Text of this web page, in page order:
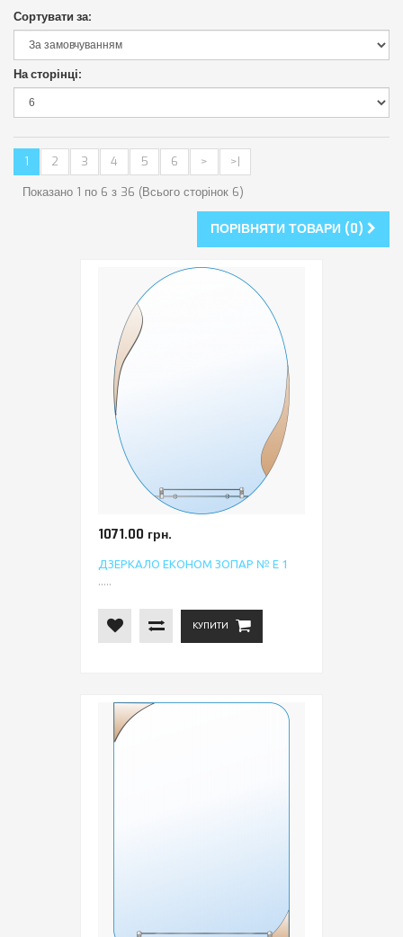
Сортувати за:
На сторінці:
1 2 3 4 5 6 >
>|
Показано 1 по 6 з 36 (Всього сторінок 6)
ПОРІВНЯТИ ТОВАРИ (0)
1071.00 грн.
ДЗЕРКАЛО ЕКОНОМ ЗОПАР № Е 1
.....
КУПИТИ